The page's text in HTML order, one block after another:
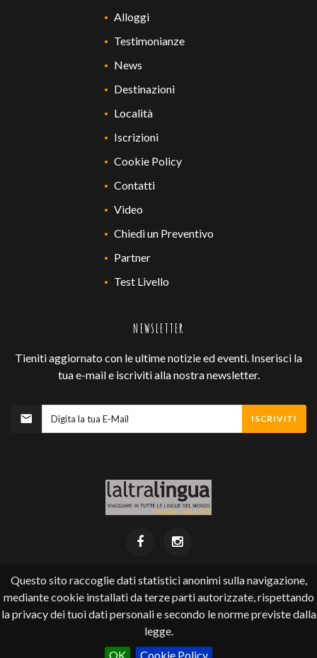
Questo sito raccoglie dati statistici anonimi sulla navigazione,
mediante cookie installati da terze parti autorizzate, rispettando
la privacy dei tuoi dati personali e secondo le norme previste dalla
legge.
OK
Cookie Policy
Alloggi
Testimonianze
News
Destinazioni
Località
Iscrizioni
Cookie Policy
Contatti
Video
Chiedi un Preventivo
Partner
Test Livello
NEWSLETTER
Tieniti aggiornato con le ultime notizie ed eventi. Inserisci la
tua e-mail e iscriviti alla nostra newsletter.
ISCRIVITI
Laltralingua ©2026.
Via Pioda 4 (accanto cinema Corso) - 6900 Lugano
tel +41 (0) 91 924 22 35 - email
un altro sito realizzato con il CMS di eQuality srl